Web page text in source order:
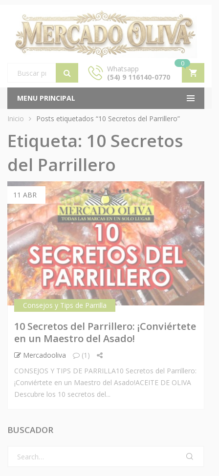
Products
search
Whatsapp
(54) 9 116140-0770
0
MENU PRINCIPAL
Inicio Posts etiquetados “10 Secretos del Parrillero”
Etiqueta: 10 Secretos
del Parrillero
11 ABR
Consejos y Tips de Parrilla
10 Secretos del Parrillero: ¡Conviértete
en un Maestro del Asado!
Mercadooliva
(1)
CONSEJOS Y TIPS DE PARRILLA10 Secretos del Parrillero:
¡Conviértete en un Maestro del Asado!ACEITE DE OLIVA
Descubre los 10 secretos del...
BUSCADOR